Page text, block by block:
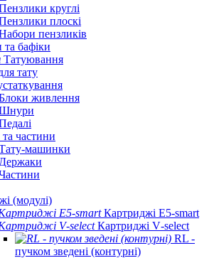
круглі
плоскі
пензликів
бафіки
Татуювання
тату
живлення
частини
машинки
Держаки
(модулі)
Картриджі E5‑smart
Картриджі V‑select
RL -
пучком зведені (контурні)